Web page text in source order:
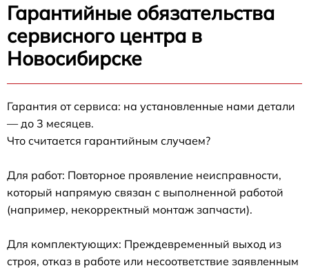
Гарантийные обязательства
сервисного центра в
Новосибирске
Гарантия от сервиса: на установленные нами детали
— до 3 месяцев.
Что считается гарантийным случаем?
Для работ: Повторное проявление неисправности,
который напрямую связан с выполненной работой
(например, некорректный монтаж запчасти).
Для комплектующих: Преждевременный выход из
строя, отказ в работе или несоответствие заявленным